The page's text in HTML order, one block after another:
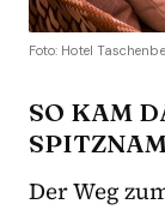
Foto: Hotel
SO KAM
Der Weg